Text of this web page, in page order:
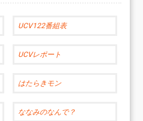
UCV122番組表
UCVレポート
はたらきモン
ななみのなんで？